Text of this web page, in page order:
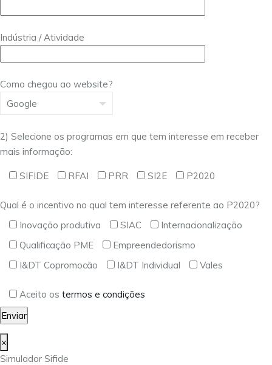
Indústria / Atividade
Como chegou ao website?
2) Selecione os programas em que tem interesse em receber
mais informação:
SIFIDE RFAI PRR SI2E P2020
Qual é o incentivo no qual tem interesse referente ao P2020?
Inovação produtiva
SIAC
Internacionalização
Qualificação PME
Empreendedorismo
I&DT Copromocão
I&DT Individual Vales
Aceito os termos e condições
×
Simulador Sifide